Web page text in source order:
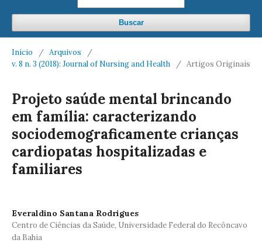
Buscar
Início / Arquivos
/
v. 8 n. 3 (2018): Journal of Nursing and Health
/ Artigos Originais
Projeto saúde mental brincando
em família: caracterizando
sociodemograficamente crianças
cardiopatas hospitalizadas e
familiares
Everaldino Santana Rodrigues
Centro de Ciências da Saúde, Universidade Federal do Recôncavo
da Bahia